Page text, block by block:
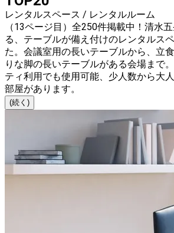
レンタルスペース / レンタルルーム
（13ページ目）全250件掲載中！清水
る、テーブルが備え付けのレンタルス
た。会議室用の長いテーブルから、立
りな脚の長いテーブルがある会場まで
ティ利用でも使用可能、少人数から大
部屋があります。
(続く)